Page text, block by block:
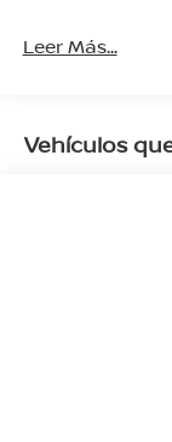
Leer Más...
Vehículos